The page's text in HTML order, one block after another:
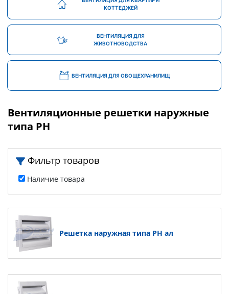
КОТТЕДЖЕЙ
ВЕНТИЛЯЦИЯ ДЛЯ
ЖИВОТНОВОДСТВА
ВЕНТИЛЯЦИЯ ДЛЯ ОВОЩЕХРАНИЛИЩ
Вентиляционные решетки наружные
типа РН
Фильтр товаров
Наличие товара
Решетка наружная типа РН ал